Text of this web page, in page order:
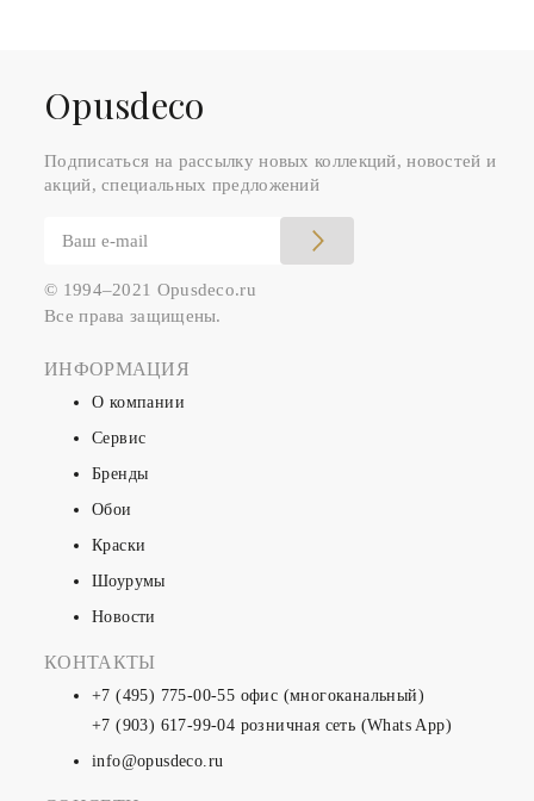
Оpusdeco
Подписаться на рассылку новых коллекций, новостей и
акций, специальных предложений
© 1994–2021 Opusdeco.ru
Все права защищены.
ИНФОРМАЦИЯ
О компании
Сервис
Бренды
Обои
Краски
Шоурумы
Новости
КОНТАКТЫ
+7 (495) 775-00-55 офис (многоканальный)
+7 (903) 617-99-04 розничная сеть (Whats App)
info@opusdeco.ru